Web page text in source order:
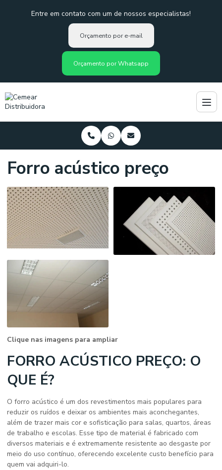
Entre em contato com um de nossos especialistas!
Orçamento por e-mail
Orçamento por Whatsapp
Forro acústico preço
Clique nas imagens para ampliar
FORRO ACÚSTICO PREÇO: O
QUE É?
O forro acústico é um dos revestimentos mais populares para
reduzir os ruídos e deixar os ambientes mais aconchegantes,
além de trazer mais cor e sofisticação para salas, quartos, áreas
de trabalho e escolas. Esse tipo de material é fabricado com
diversos materiais e é extremamente resistente ao desgaste por
meio do uso contínuo, oferecendo excelente custo benefício para
quem vai adquiri-lo.